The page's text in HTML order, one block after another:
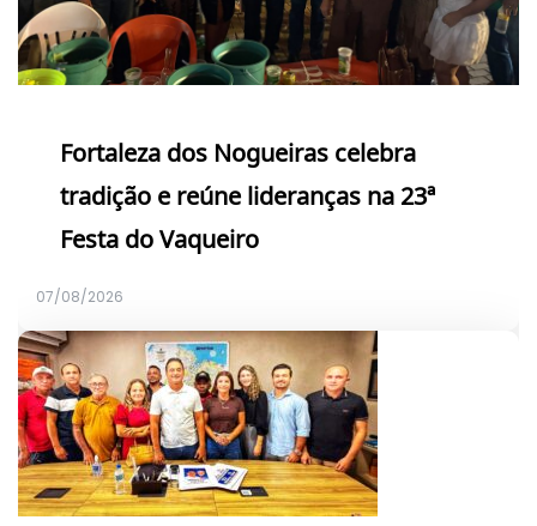
Fortaleza dos Nogueiras celebra
tradição e reúne lideranças na 23ª
Festa do Vaqueiro
07/08/2026